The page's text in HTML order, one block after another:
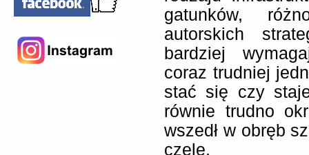
gatunków,
autorskich
bardziej
coraz trudniej
stać się czy
równie trudno
wszedł w obręb
czele.